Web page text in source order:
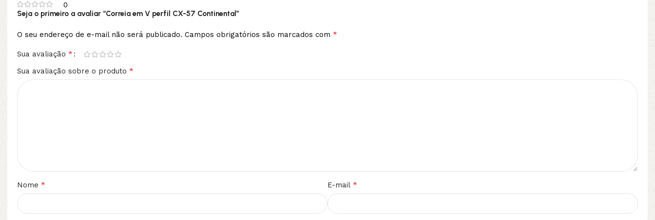
0
Seja o primeiro a avaliar “Correia em V perfil CX-57 Continental”
O seu endereço de e-mail não será publicado. Campos obrigatórios são marcados com *
Sua avaliação *
Sua avaliação sobre o produto *
Nome * E-mail *